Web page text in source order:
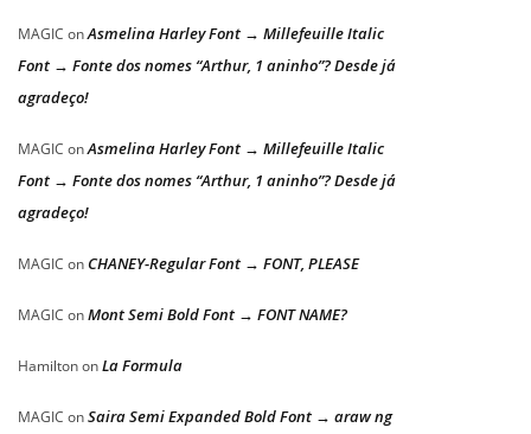
MAGIC onAsmelina Harley Font → Millefeuille Italic
Font → Fonte dos nomes “Arthur, 1 aninho”? Desde já
agradeço!
MAGIC onAsmelina Harley Font → Millefeuille Italic
Font → Fonte dos nomes “Arthur, 1 aninho”? Desde já
agradeço!
MAGIC on CHANEY-Regular Font → FONT, PLEASE
MAGIC onMont Semi Bold Font → FONT NAME?
HamiltononLa Formula
MAGIC onSaira Semi Expanded Bold Font → araw ng